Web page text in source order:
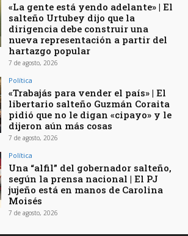
«La gente está yendo adelante» | El
salteño Urtubey dijo que la
dirigencia debe construir una
nueva representación a partir del
hartazgo popular
7 de agosto, 2026
Política
«Trabajás para vender el país» | El
libertario salteño Guzmán Coraita
pidió que no le digan «cipayo» y le
dijeron aún más cosas
7 de agosto, 2026
Política
Una “alfil” del gobernador salteño,
según la prensa nacional | El PJ
jujeño está en manos de Carolina
Moisés
7 de agosto, 2026